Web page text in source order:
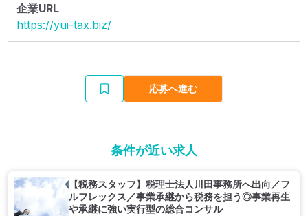
企業URL
https://yui-tax.biz/
応募へ進む
条件が近い求人
【税務スタッフ】税理士法人川田事務所へ出向／フ
ルフレックス／事業承継から税務を担う◎事業再生
や承継に強い実行型の総合コンサル